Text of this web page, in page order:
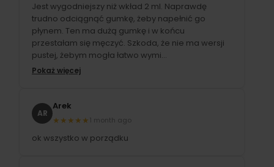
Jest wygodniejszy niż wkład 2 ml. Naprawdę
trudno odciągnąć gumkę, żeby napełnić go
płynem. Ten ma dużą gumkę i w końcu
przestałam się męczyć. Szkoda, że ​​nie ma wersji
pustej, żebym mogła łatwo wymi...
Pokaż więcej
AR
Arek
★★★★★ 1 month ago
ok wszystko w porządku